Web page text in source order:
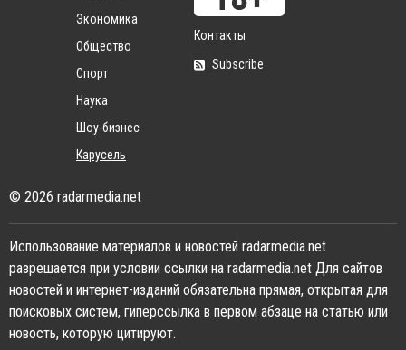
Экономика
Общество
Спорт
Наука
Шоу-бизнес
Карусель
© 2026 radarmedia.net
Использование материалов и новостей radarmedia.net
разрешается при условии ссылки на radarmedia.net Для сайтов
новостей и интернет-изданий обязательна прямая, открытая для
поисковых систем, гиперссылка в первом абзаце на статью или
новость, которую цитируют.
Контакты
Subscribe